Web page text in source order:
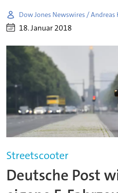
Dow Jones Newswires / Andreas
18. Januar 2018
Streetscooter
Deutsche Post